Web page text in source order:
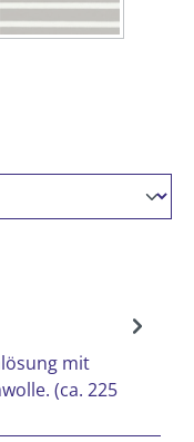
ist zurzeit nicht verfügbar.)
(39) taupe / natur
(Diese Option ist
/ weiß
ist zurzeit nicht verfügbar.)
mit
(ca. 225